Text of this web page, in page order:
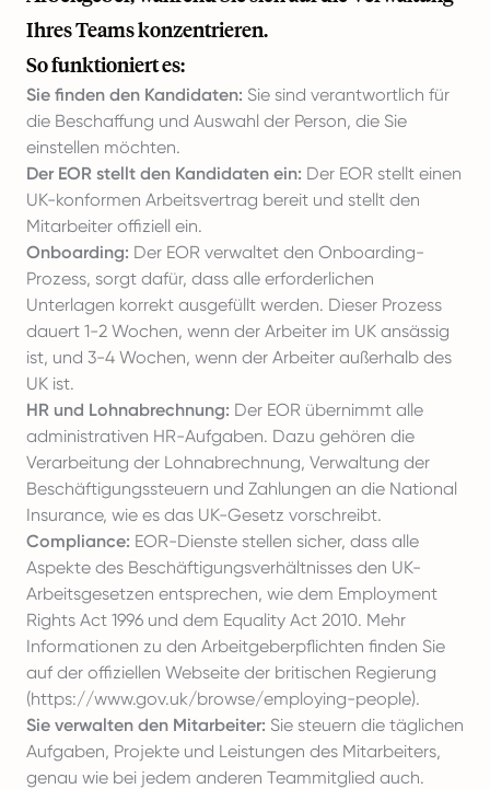
Ihres Teams konzentrieren.
So funktioniert es:
Sie finden den Kandidaten: Sie sind verantwortlich für
die Beschaffung und Auswahl der Person, die Sie
einstellen möchten.
Der EOR stellt den Kandidaten ein: Der EOR stellt einen
UK-konformen Arbeitsvertrag bereit und stellt den
Mitarbeiter offiziell ein.
Onboarding: Der EOR verwaltet den Onboarding-
Prozess, sorgt dafür, dass alle erforderlichen
Unterlagen korrekt ausgefüllt werden. Dieser Prozess
dauert 1-2 Wochen, wenn der Arbeiter im UK ansässig
ist, und 3-4 Wochen, wenn der Arbeiter außerhalb des
UK ist.
HR und Lohnabrechnung: Der EOR übernimmt alle
administrativen HR-Aufgaben. Dazu gehören die
Verarbeitung der Lohnabrechnung, Verwaltung der
Beschäftigungssteuern und Zahlungen an die National
Insurance, wie es das UK-Gesetz vorschreibt.
Compliance: EOR-Dienste stellen sicher, dass alle
Aspekte des Beschäftigungsverhältnisses den UK-
Arbeitsgesetzen entsprechen, wie dem Employment
Rights Act 1996 und dem Equality Act 2010. Mehr
Informationen zu den Arbeitgeberpflichten finden Sie
auf der offiziellen Webseite der britischen Regierung
(https://www.gov.uk/browse/employing-people).
Sie verwalten den Mitarbeiter: Sie steuern die täglichen
Aufgaben, Projekte und Leistungen des Mitarbeiters,
genau wie bei jedem anderen Teammitglied auch.